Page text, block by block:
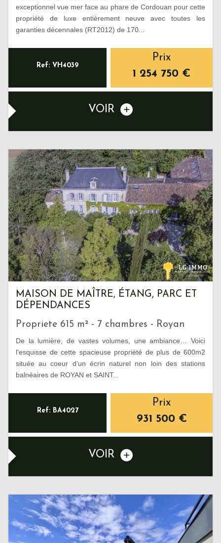
exceptionnel vue mer face au phare de Cordouan pour cette
propriété de luxe entièrement neuve avec toutes les
garanties décennales (RT2012) de 170...
Ref: VH4039
Prix
1 254 750 €
VOIR
MAISON DE MAÎTRE, ÉTANG, PARC ET
DÉPENDANCES
Propriete 615 m² - 7 chambres - Royan
De la lumière, de vastes volumes, une ambiance… Voici
l’esquisse de cette spacieuse propriété de plus de 600m2
située au coeur d’un écrin naturel non loin des stations
balnéaires de ROYAN et SAINT...
Ref: BA4027
Prix
931 500 €
VOIR